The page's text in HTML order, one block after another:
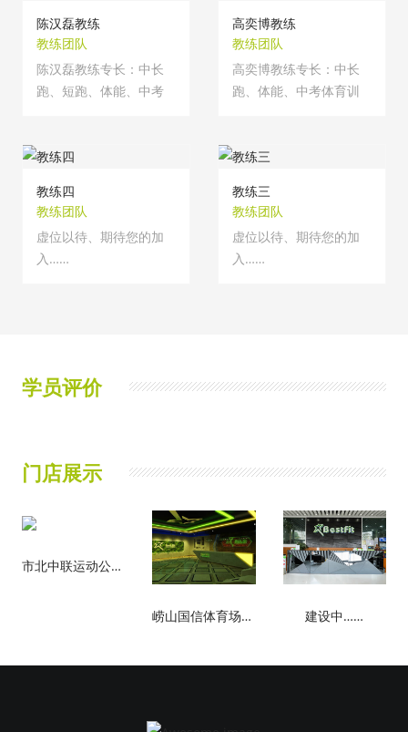
陈汉磊教练
教练团队
陈汉磊教练专长：中长
跑、短跑、体能、中考
高奕博教练
教练团队
高奕博教练专长：中长
跑、体能、中考体育训
教练四
教练团队
虚位以待、期待您的加
入……
教练三
教练团队
虚位以待、期待您的加
入……
学员评价
门店展示
市北中联运动公园店
崂山国信体育场店，开办中…… 建设中……